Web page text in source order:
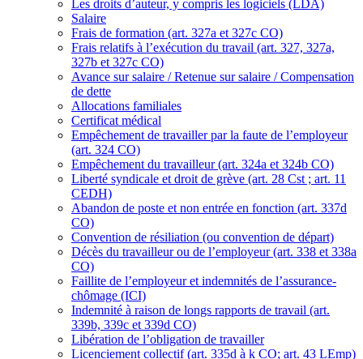
Les droits d’auteur, y compris les logiciels (LDA)
Salaire
Frais de formation (art. 327a et 327c CO)
Frais relatifs à l’exécution du travail (art. 327, 327a,
327b et 327c CO)
Avance sur salaire / Retenue sur salaire / Compensation
de dette
Allocations familiales
Certificat médical
Empêchement de travailler par la faute de l’employeur
(art. 324 CO)
Empêchement du travailleur (art. 324a et 324b CO)
Liberté syndicale et droit de grève (art. 28 Cst ; art. 11
CEDH)
Abandon de poste et non entrée en fonction (art. 337d
CO)
Convention de résiliation (ou convention de départ)
Décès du travailleur ou de l’employeur (art. 338 et 338a
CO)
Faillite de l’employeur et indemnités de l’assurance-
chômage (ICI)
Indemnité à raison de longs rapports de travail (art.
339b, 339c et 339d CO)
Libération de l’obligation de travailler
Licenciement collectif (art. 335d à k CO; art. 43 LEmp)